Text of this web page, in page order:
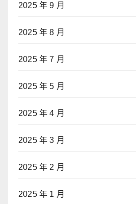
2025 年 9 月
2025 年 8 月
2025 年 7 月
2025 年 5 月
2025 年 4 月
2025 年 3 月
2025 年 2 月
2025 年 1 月